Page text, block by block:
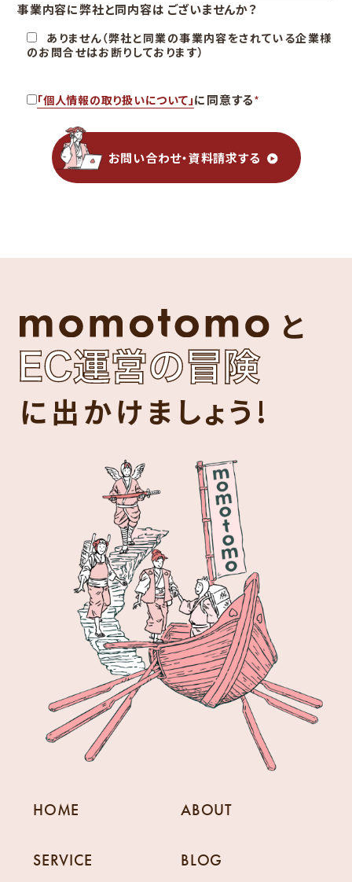
事業内容に弊社と同内容は ございませんか？
ありません（弊社と同業の事業内容をされている企業様
のお問合せはお断りしております）
「個人情報の取り扱いについて」に同意する*
お問い合わせ・資料請求する
と
に出かけましょう!
HOME ABOUT
SERVICE BLOG